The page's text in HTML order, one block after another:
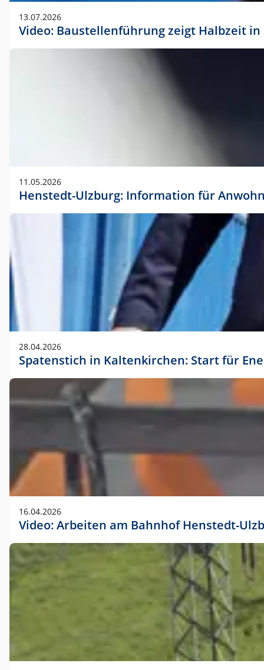
13.07.2026
Video: Baustellenführung zeigt Halbzeit
11.05.2026
Henstedt-Ulzburg: Information für
28.04.2026
Spatenstich in Kaltenkirchen: Start für
16.04.2026
Video: Arbeiten am Bahnhof Henstedt-